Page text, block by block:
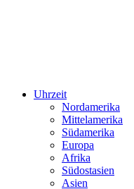
Uhrzeit
Nordamerika
Mittelamerika
Südamerika
Europa
Afrika
Südostasien
Asien